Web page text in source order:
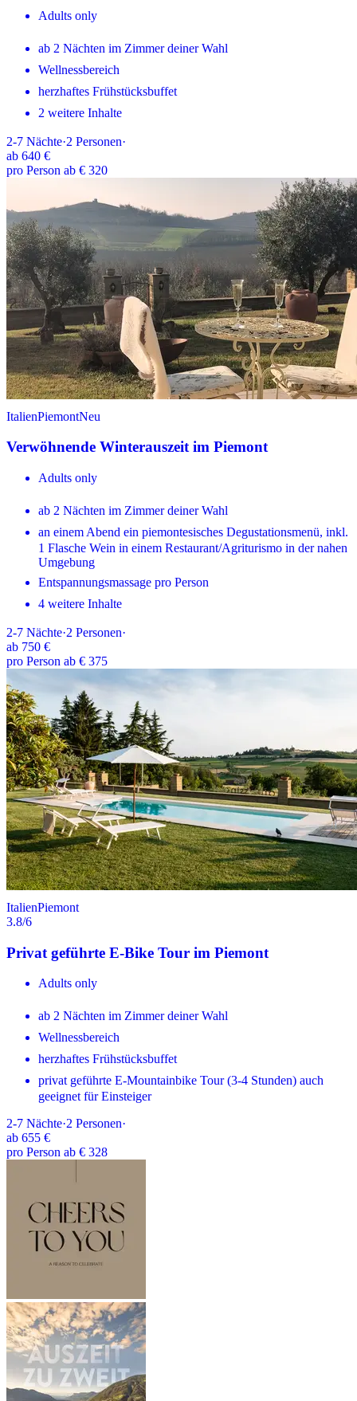
Adults only
ab 2 Nächten im Zimmer deiner Wahl
Wellnessbereich
herzhaftes Frühstücksbuffet
2 weitere Inhalte
2-7 Nächte·2 Personen·
ab 640 €
pro Person ab € 320
ItalienPiemontNeu
Verwöhnende Winterauszeit im Piemont
Adults only
ab 2 Nächten im Zimmer deiner Wahl
an einem Abend ein piemontesisches Degustationsmenü, inkl.
1 Flasche Wein in einem Restaurant/Agriturismo in der nahen
Umgebung
Entspannungsmassage pro Person
4 weitere Inhalte
2-7 Nächte·2 Personen·
ab 750 €
pro Person ab € 375
ItalienPiemont
3.8/6
Privat geführte E-Bike Tour im Piemont
Adults only
ab 2 Nächten im Zimmer deiner Wahl
Wellnessbereich
herzhaftes Frühstücksbuffet
privat geführte E-Mountainbike Tour (3-4 Stunden) auch
geeignet für Einsteiger
2-7 Nächte·2 Personen·
ab 655 €
pro Person ab € 328